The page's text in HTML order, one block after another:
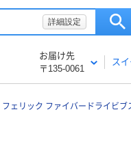
詳細設定
お届け先
〒135-0061
ス
フェリック ファイバードライビブ